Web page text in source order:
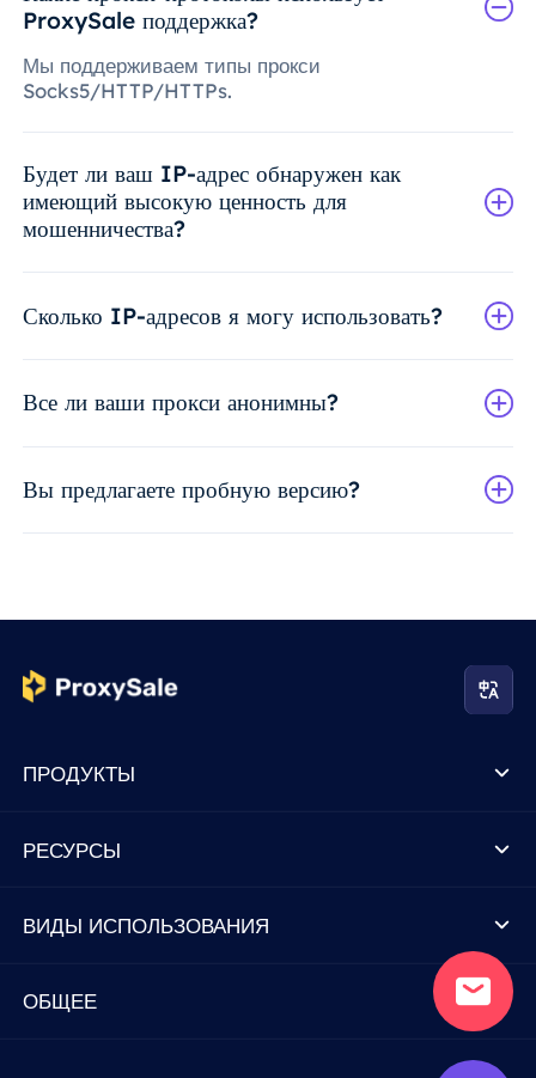
ProxySale поддержка?
Мы поддерживаем типы прокси
Socks5/HTTP/HTTPs.
Будет ли ваш IP-адрес обнаружен как
имеющий высокую ценность для
мошенничества?
Сколько IP-адресов я могу использовать?
Все ли ваши прокси анонимны?
Вы предлагаете пробную версию?
ПРОДУКТЫ
РЕСУРСЫ
ВИДЫ ИСПОЛЬЗОВАНИЯ
ОБЩЕЕ